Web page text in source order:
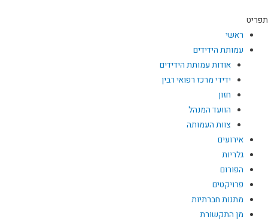
תפריט
ראשי
עמותת הידידים
אודות עמותת הידידים
ידידי מרכז רפואי רבין
חזון
הוועד המנהל
צוות העמותה
אירועים
גלריות
הפורום
פרויקטים
מתנות חברתיות
מן התקשורת